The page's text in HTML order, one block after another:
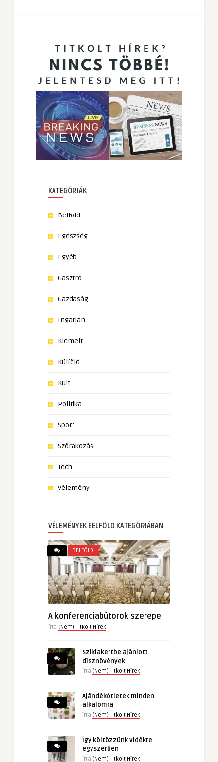
KATEGÓRIÁK
Belföld
Egészség
Egyéb
Gasztro
Gazdaság
Ingatlan
Kiemelt
Külföld
Kult
Politika
Sport
Szórakozás
Tech
Vélemény
VÉLEMÉNYEK BELFÖLD KATEGÓRIÁBAN
BELFÖLD
A konferenciabútorok szerepe
Írta (Nem) Titkolt Hírek
Sziklakertbe ajánlott
dísznövények
írta (Nem) Titkolt Hírek
Ajándékötletek minden
alkalomra
írta (Nem) Titkolt Hírek
Így költözzünk vidékre
egyszerűen
írta (Nem) Titkolt Hírek